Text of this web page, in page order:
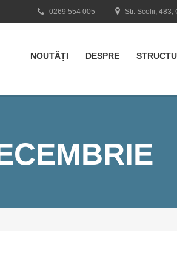
Str. Scolii, 483,
0269 554 005
NOUTĂȚI DESPRE